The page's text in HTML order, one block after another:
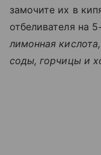
замочите их в
отбеливателя на
лимонная
соды, горчицы и